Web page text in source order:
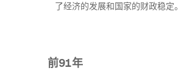
了经济的发展和国家的财政稳定。
前91年